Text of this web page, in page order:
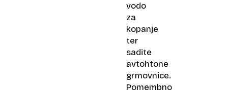
vodo
za
kopanje
ter
sadite
avtohtone
grmovnice.
Pomembno